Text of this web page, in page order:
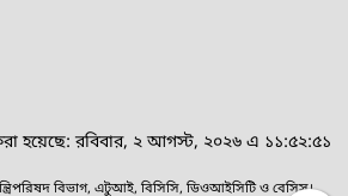
হয়েছে: রবিবার, ২ আগস্ট, ২০২৬ এ ১১:৫২:৫১
বিভাগ, এটুআই, বিসিসি, ডিওআইসিটি ও বেসিস।